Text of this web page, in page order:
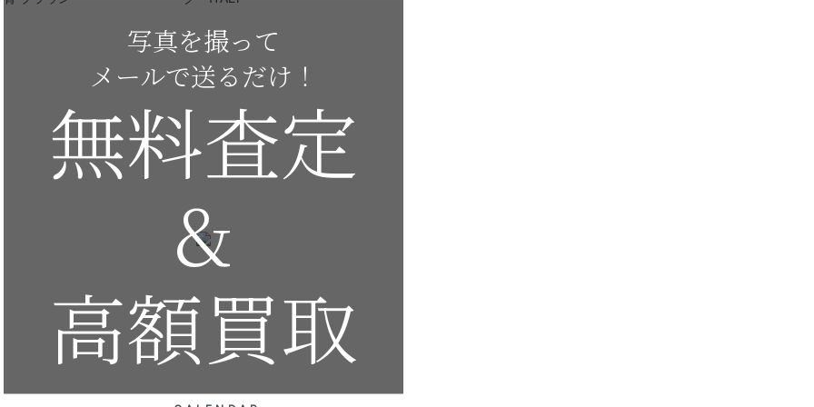
写真を撮って
メールで送るだけ！
無料査定
&
高額買取